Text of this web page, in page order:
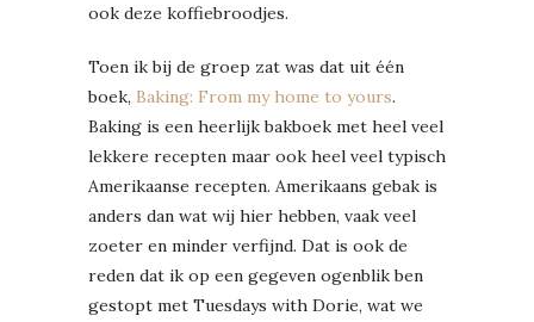
ook deze koffiebroodjes.
Toen ik bij de groep zat was dat uit één
boek, Baking: From my home to yours.
Baking is een heerlijk bakboek met heel veel
lekkere recepten maar ook heel veel typisch
Amerikaanse recepten. Amerikaans gebak is
anders dan wat wij hier hebben, vaak veel
zoeter en minder verfijnd. Dat is ook de
reden dat ik op een gegeven ogenblik ben
gestopt met Tuesdays with Dorie, wat we